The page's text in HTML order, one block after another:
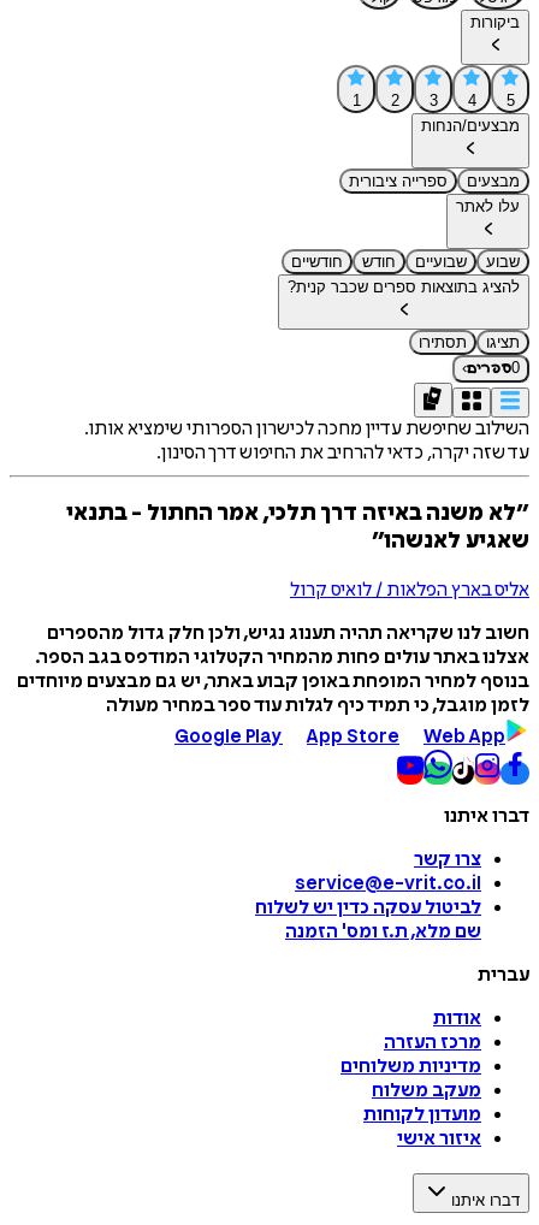
ביקורות
5
4
3
2
1
מבצעים/הנחות
מבצעים
ספרייה ציבורית
עלו לאתר
שבוע שבועיים חודש
חודשיים
להציג בתוצאות ספרים שכבר קנית?
תציגו
תסתירו
0ספרים›
השילוב שחיפשת עדיין מחכה לכישרון הספרותי שימציא אותו.
עד שזה יקרה, כדאי להרחיב את החיפוש דרך הסינון.
״לא משנה באיזה דרך תלכי, אמר החתול - בתנאי
שאגיע לאנשהו״
אליס בארץ הפלאות / לואיס קרול
חשוב לנו שקריאה תהיה תענוג נגיש, ולכן חלק גדול מהספרים
אצלנו באתר עולים פחות מהמחיר הקטלוגי המודפס בגב הספר.
בנוסף למחיר המופחת באופן קבוע באתר, יש גם מבצעים מיוחדים
לזמן מוגבל, כי תמיד כיף לגלות עוד ספר במחיר מעולה
Google Play
App Store Web App
דברו איתנו
צרו קשר
service@e-vrit.co.il
לביטול עסקה כדין יש לשלוח
שם מלא, ת.ז ומס' הזמנה
עברית
אודות
מרכז העזרה
מדיניות משלוחים
מעקב משלוח
מועדון לקוחות
איזור אישי
דברו איתנו